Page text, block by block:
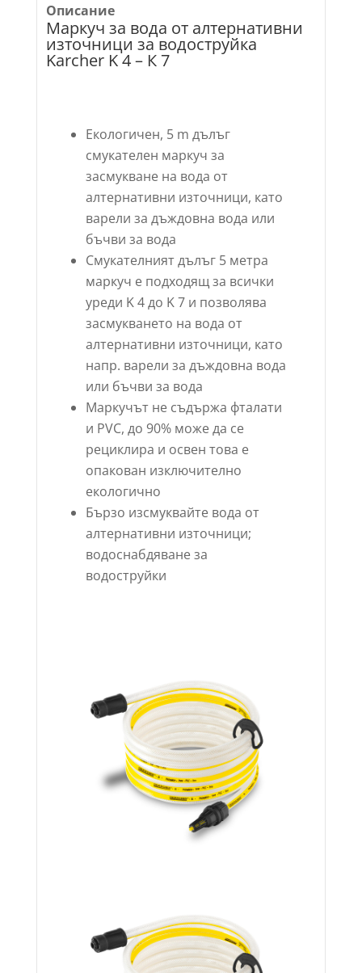
K
4
-
К
7
Описание
Маркуч за вода от алтернативни
източници за водоструйка
Karcher K 4 – К 7
Екологичен, 5 m дълъг
смукателен маркуч за
засмукване на вода от
алтернативни източници, като
варели за дъждовна вода или
бъчви за вода
Смукателният дълъг 5 метра
маркуч е подходящ за всички
уреди K 4 до K 7 и позволява
засмукването на вода от
алтернативни източници, като
напр. варели за дъждовна вода
или бъчви за вода
Маркучът не съдържа фталати
и PVC, до 90% може да се
рециклира и освен това е
опакован изключително
екологично
Бързо изсмуквайте вода от
алтернативни източници;
водоснабдяване за
водоструйки